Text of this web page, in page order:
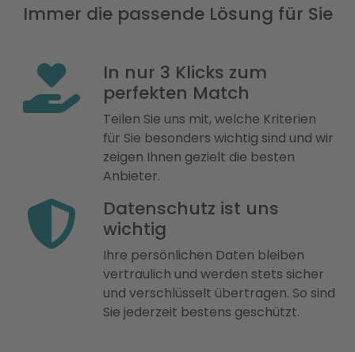
Immer die passende Lösung für Sie
In nur 3 Klicks zum
perfekten Match
Teilen Sie uns mit, welche Kriterien
für Sie besonders wichtig sind und wir
zeigen Ihnen gezielt die besten
Anbieter.
Datenschutz ist uns
wichtig
Ihre persönlichen Daten bleiben
vertraulich und werden stets sicher
und verschlüsselt übertragen. So sind
Sie jederzeit bestens geschützt.